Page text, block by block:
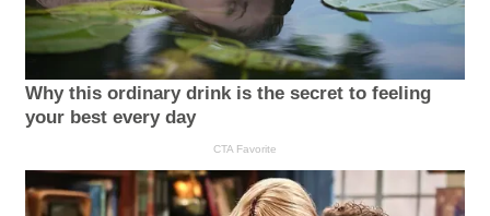
Why this ordinary drink is the secret to feeling
your best every day
CTA Favorite